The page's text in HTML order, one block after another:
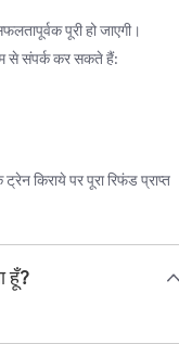
पूरी हो जाएगी।
से संपर्क कर सकते हैं:
किराये पर पूरा रिफंड प्राप्त
हूँ?